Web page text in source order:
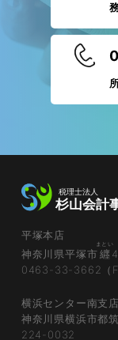
平塚本店
神奈川県平塚市纒
まとい
0463-33-3662（
横浜センター南支店
神奈川県横浜市都
224-0032